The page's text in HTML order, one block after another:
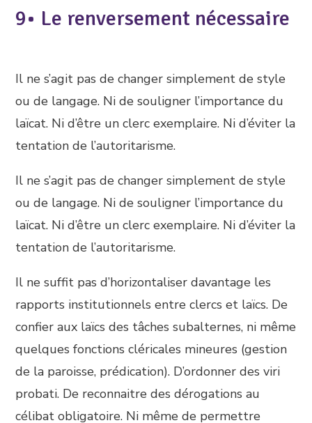
9• Le renversement nécessaire
Il ne s’agit pas de changer simplement de style
ou de langage. Ni de souligner l’importance du
laïcat. Ni d’être un clerc exemplaire. Ni d’éviter la
tentation de l’autoritarisme.
Il ne s’agit pas de changer simplement de style
ou de langage. Ni de souligner l’importance du
laïcat. Ni d’être un clerc exemplaire. Ni d’éviter la
tentation de l’autoritarisme.
Il ne suffit pas d’horizontaliser davantage les
rapports institutionnels entre clercs et laïcs. De
confier aux laïcs des tâches subalternes, ni même
quelques fonctions cléricales mineures (gestion
de la paroisse, prédication). D’ordonner des viri
probati. De reconnaitre des dérogations au
célibat obligatoire. Ni même de permettre